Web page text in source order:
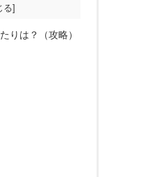
りは？（攻略）